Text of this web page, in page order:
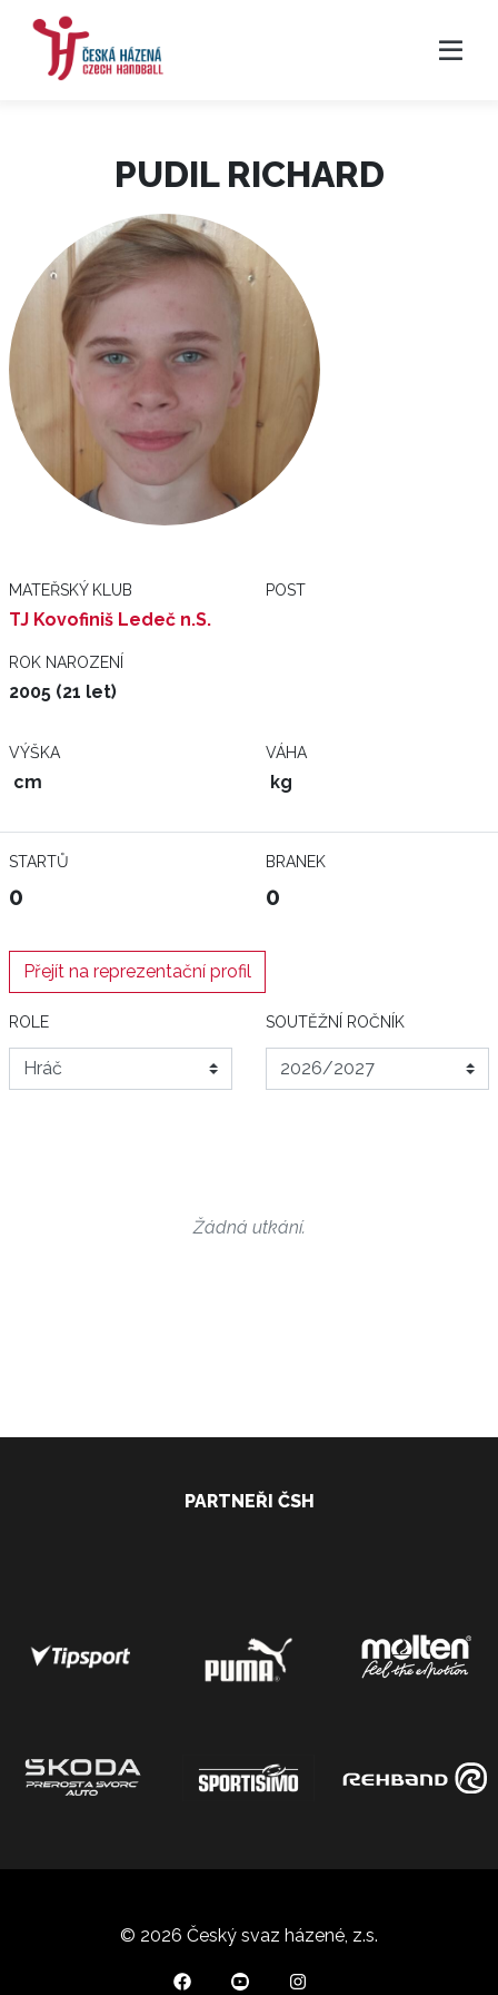
PUDIL RICHARD
MATEŘSKÝ KLUB
TJ Kovofiniš Ledeč n.S.
POST
ROK NAROZENÍ
2005 (21 let)
VÝŠKA
cm
VÁHA
kg
STARTŮ
0
BRANEK
0
Přejít na reprezentační profil
ROLE SOUTĚŽNÍ ROČNÍK
Žádná utkání.
PARTNEŘI ČSH
© 2026 Český svaz házené, z.s.